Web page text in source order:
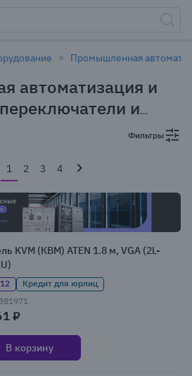
Промышленная
автоматизация и
и
Фильтры
1 2 3 4
KVM (КВМ) ATEN 1.8 м, VGA (2L-
Кредит для юрлиц
₽
В корзину